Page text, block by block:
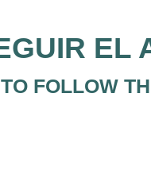
EL
TO FOLLOW